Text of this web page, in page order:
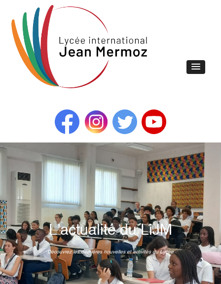
L'actualité du LiJM
Découvrez les dernières nouvelles et activités du Lycée